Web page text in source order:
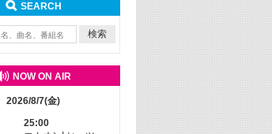
SEARCH
NOW ON AIR
2026/8/7(金)
25:00